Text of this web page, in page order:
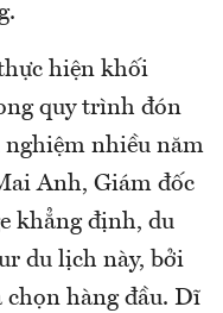
hiện khối
quy trình đón
nhiều năm
Anh, Giám đốc
khẳng định, du
du lịch này, bởi
hàng đầu. Dĩ